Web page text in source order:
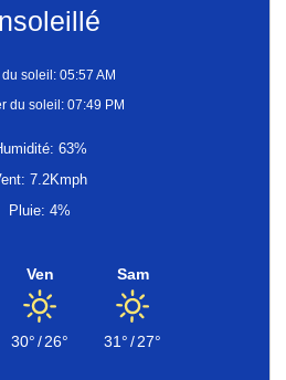
du soleil: 05:57 AM
du soleil: 07:49 PM
63%
7.2Kmph
Pluie: 4%
Ven
30°/26°
Sam
31°/27°